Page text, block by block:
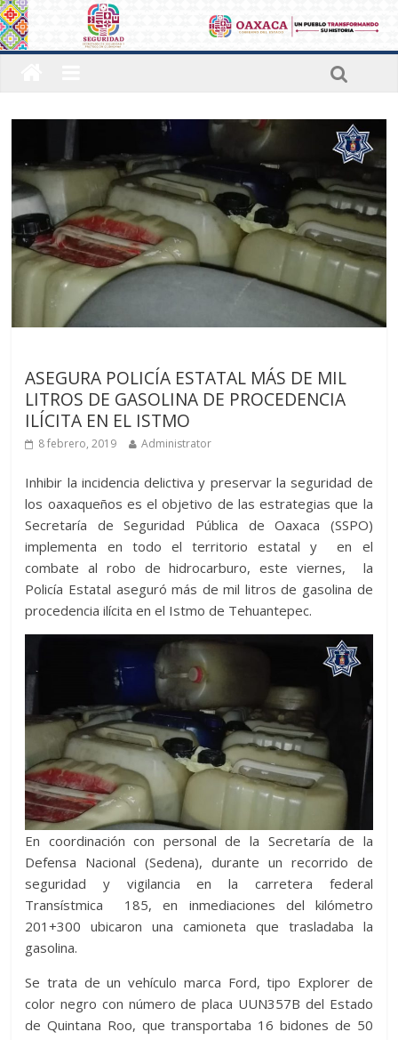
ASEGURA POLICÍA ESTATAL MÁS DE MIL
LITROS DE GASOLINA DE PROCEDENCIA
ILÍCITA EN EL ISTMO
8 febrero, 2019 Administrator
Inhibir la incidencia delictiva y preservar la seguridad de
los oaxaqueños es el objetivo de las estrategias que la
Secretaría de Seguridad Pública de Oaxaca (SSPO)
implementa en todo el territorio estatal y en el
combate al robo de hidrocarburo, este viernes, la
Policía Estatal aseguró más de mil litros de gasolina de
procedencia ilícita en el Istmo de Tehuantepec.
En coordinación con personal de la Secretaría de la
Defensa Nacional (Sedena), durante un recorrido de
seguridad y vigilancia en la carretera federal
Transístmica 185, en inmediaciones del kilómetro
201+300 ubicaron una camioneta que trasladaba la
gasolina.
Se trata de un vehículo marca Ford, tipo Explorer de
color negro con número de placa UUN357B del Estado
de Quintana Roo, que transportaba 16 bidones de 50